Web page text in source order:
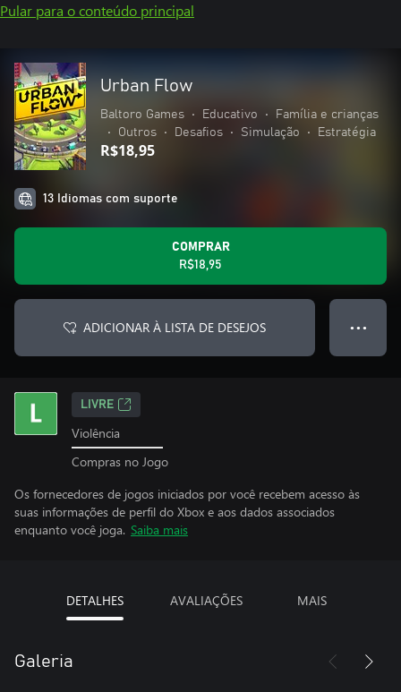
Pular para o conteúdo principal
Urban Flow
Baltoro Games • Educativo •
Família e crianças
•
Outros • Desafios • Simulação • Estratégia
R$18,95
13 Idiomas com suporte
COMPRAR
R$18,95
ADICIONAR À LISTA DE DESEJOS ● ● ●
LIVRE
Violência
Compras no Jogo
Os fornecedores de jogos iniciados por você recebem acesso às
suas informações de perfil do Xbox e aos dados associados
enquanto você joga. Saiba mais
DETALHES AVALIAÇÕES MAIS
Galeria